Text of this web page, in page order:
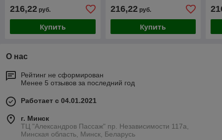
216,22 руб.
Купить
216,22руб.
Купить
О нас
Рейтинг не сформирован
Менее 5 отзывов за последний год
Работает с 04.01.2021
г. Минск
ТЦ "Александров Пассаж" пр. Независимости 117а,
Минская область, Минск, Беларусь